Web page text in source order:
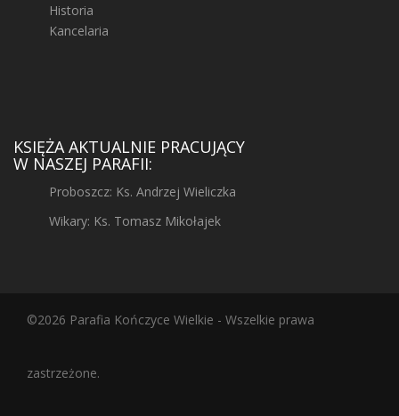
Historia
Kancelaria
KSIĘŻA AKTUALNIE PRACUJĄCY
W NASZEJ PARAFII:
Proboszcz: Ks. Andrzej Wieliczka
Wikary: Ks. Tomasz Mikołajek
©2026 Parafia Kończyce Wielkie - Wszelkie prawa
zastrzeżone.